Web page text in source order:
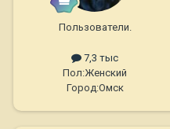
Пользователи.
7,3 тыс
Пол:Женский
Город:Омск